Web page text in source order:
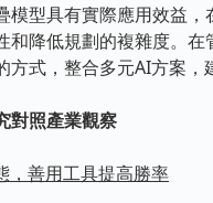
型具有實際應用效益，
和降低規劃的複雜度。
方式，整合多元AI方案，
對照產業觀察
，善用工具提高勝率